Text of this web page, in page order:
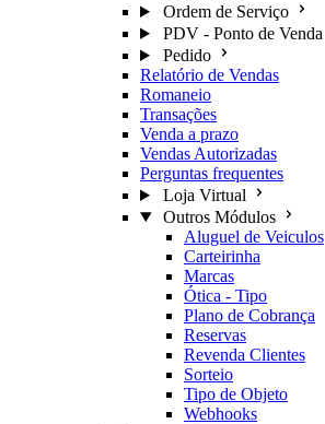
Ordem de Serviço
PDV - Ponto de Venda
Pedido
Relatório de Vendas
Romaneio
Transações
Venda a prazo
Vendas Autorizadas
Perguntas frequentes
Loja Virtual
Outros Módulos
Aluguel de Veiculos
Carteirinha
Marcas
Ótica - Tipo
Plano de Cobrança
Reservas
Revenda Clientes
Sorteio
Tipo de Objeto
Webhooks